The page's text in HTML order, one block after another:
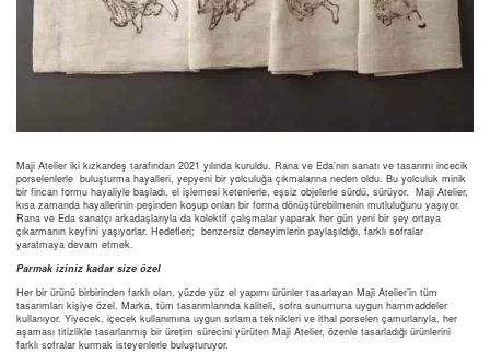
Maji Atelier iki kızkardeş tarafından 2021 yılında kuruldu. Rana ve Eda’nın sanatı ve tasarımı incecik
porselenlerle buluşturma hayalleri, yepyeni bir yolculuğa çıkmalarına neden oldu. Bu yolculuk minik
bir fincan formu hayaliyle başladı, el işlemesi ketenlerle, eşsiz objelerle sürdü, sürüyor. Maji Atelier,
kısa zamanda hayallerinin peşinden koşup onları bir forma dönüştürebilmenin mutluluğunu yaşıyor.
Rana ve Eda sanatçı arkadaşlarıyla da kolektif çalışmalar yaparak her gün yeni bir şey ortaya
çıkarmanın keyfini yaşıyorlar. Hedefleri; benzersiz deneyimlerin paylaşıldığı, farklı sofralar
yaratmaya devam etmek.
Parmak iziniz kadar size özel
Her bir ürünü birbirinden farklı olan, yüzde yüz el yapımı ürünler tasarlayan Maji Atelier’in tüm
tasarımları kişiye özel. Marka, tüm tasarımlarında kaliteli, sofra sunumuna uygun hammaddeler
kullanıyor. Yiyecek, içecek kullanımına uygun sırlama teknikleri ve ithal porselen çamurlarıyla, her
aşaması titizlikle tasarlanmış bir üretim sürecini yürüten Maji Atelier, özenle tasarladığı ürünlerini
farklı sofralar kurmak isteyenlerle buluşturuyor.